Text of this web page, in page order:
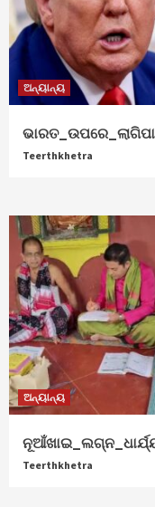
ଅନ୍ୟାନ୍ୟ
Teerthkhetra
ଅନ୍ୟାନ୍ୟ
Teerthkhetra